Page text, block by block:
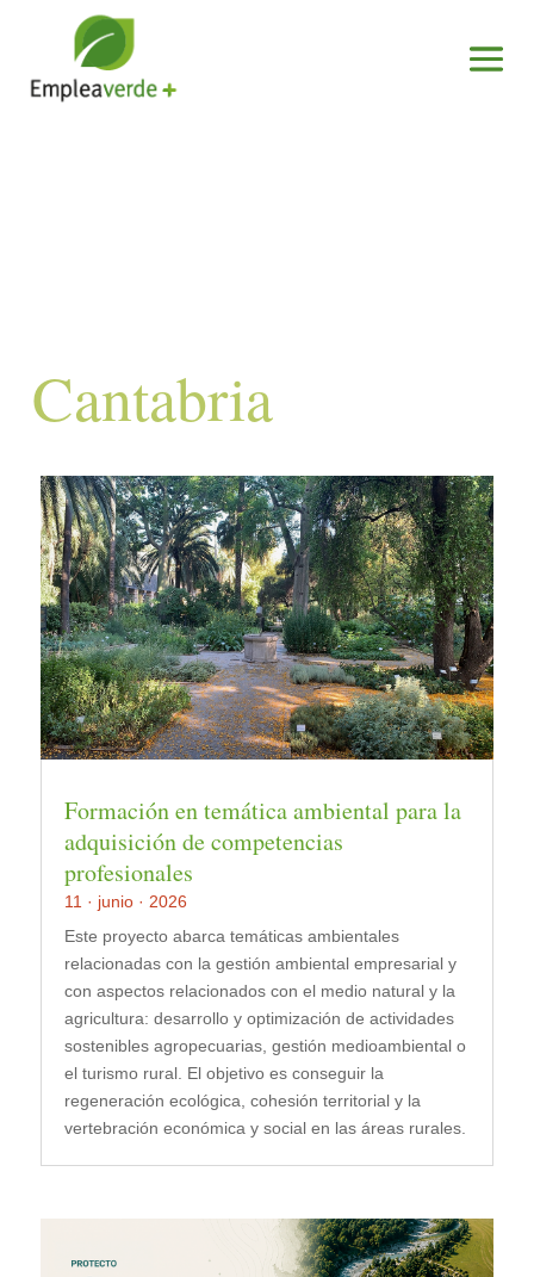
Cantabria
Formación en temática ambiental para la
adquisición de competencias
profesionales
11 · junio · 2026
Este proyecto abarca temáticas ambientales
relacionadas con la gestión ambiental empresarial y
con aspectos relacionados con el medio natural y la
agricultura: desarrollo y optimización de actividades
sostenibles agropecuarias, gestión medioambiental o
el turismo rural. El objetivo es conseguir la
regeneración ecológica, cohesión territorial y la
vertebración económica y social en las áreas rurales.